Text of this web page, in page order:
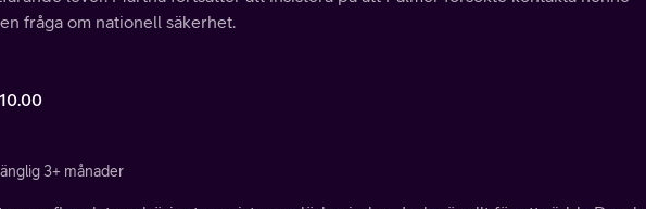
fråga om nationell säkerhet.
3+ månader